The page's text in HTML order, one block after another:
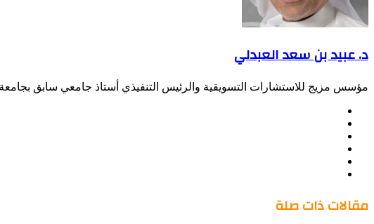
د. عبيد بن سعد العبدلي
مؤسس مزيج للاستشارات التسويقية والرئيس التنفيذي أستاذ جامعي سابق بجامعة
مقالات ذات صلة